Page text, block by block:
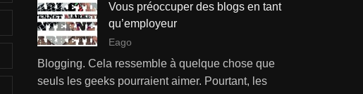
Vous préoccuper des blogs en tant
qu’employeur
Eago
Blogging. Cela ressemble à quelque chose que
seuls les geeks pourraient aimer. Pourtant, les